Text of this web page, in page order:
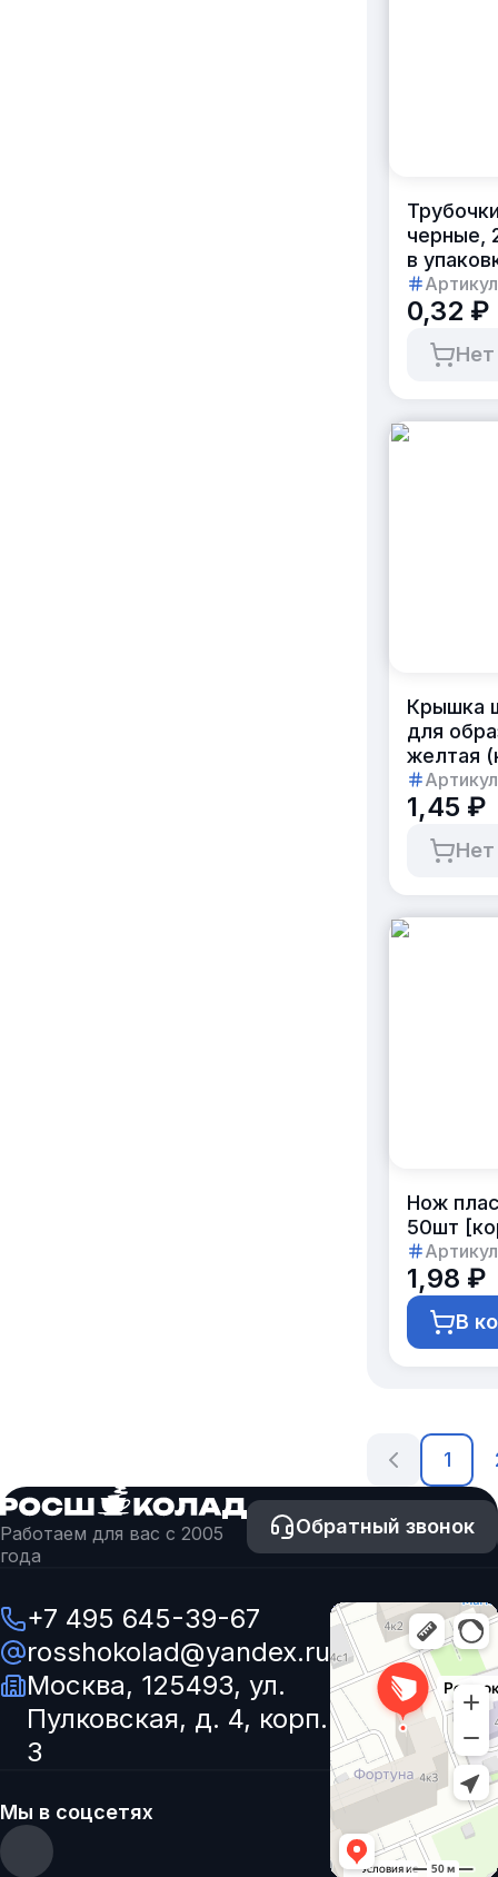
черные,
в
0,32 ₽
Крышка
для
желтая
1,45 ₽
Нож
50шт
1,98 ₽
В
1
Работаем для вас с 2005
года
Обратный звонок
+7 495 645-39-67
rosshokolad@yandex.ru
Москва, 125493, ул.
Пулковская, д. 4, корп.
3
Мы в соцсетях